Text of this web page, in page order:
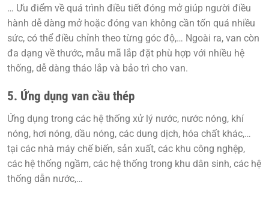
… Ưu điểm về quá trình điều tiết đóng mở giúp người điều
hành dễ dàng mở hoặc đóng van không cần tốn quá nhiều
sức, có thể điều chỉnh theo từng góc độ,… Ngoài ra, van còn
đa dạng về thước, mẫu mã lắp đặt phù hợp với nhiều hệ
thống, dễ dàng tháo lắp và bảo trì cho van.
5. Ứng dụng van cầu thép
Ứng dụng trong các hệ thống xử lý nước, nước nóng, khí
nóng, hơi nóng, dầu nóng, các dung dịch, hóa chất khác,…
tại các nhà máy chế biến, sản xuất, các khu công nghệp,
các hệ thống ngầm, các hệ thống trong khu dân sinh, các hệ
thống dẫn nước,…